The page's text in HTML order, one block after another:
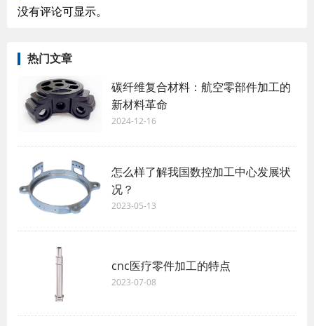
没有评论可显示。
热门文章
碳纤维复合材料：航空零部件加工的
新材料革命
2024-12-16
怎么样了解我国数控加工中心发展状
况？
2023-05-13
cnc医疗零件加工的特点
2023-07-08